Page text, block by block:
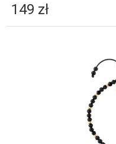
149 zł